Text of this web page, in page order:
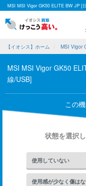
MSI MSI Vigor GK50 ELITE BW JP [
【イオシス】ホーム MSI Vigor
MSI MSI Vigor GK50
線/USB]
この
状態を選択
使用していない
使用感が少なく傷は